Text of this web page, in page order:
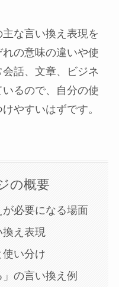
な言い換え表現を
の意味の違いや使
話、文章、ビジネ
るので、自分の使
やすいはずです。
の概要
が必要になる場面
換え表現
い分け
の言い換え例